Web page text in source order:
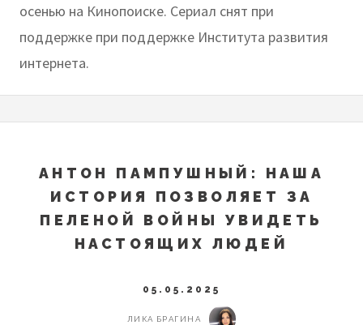
осенью на Кинопоиске. Сериал снят при
поддержке при поддержке Института развития
интернета.
АНТОН ПАМПУШНЫЙ: НАША
ИСТОРИЯ ПОЗВОЛЯЕТ ЗА
ПЕЛЕНОЙ ВОЙНЫ УВИДЕТЬ
НАСТОЯЩИХ ЛЮДЕЙ
05.05.2025
ЛИКА БРАГИНА